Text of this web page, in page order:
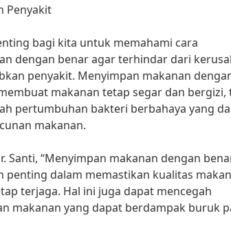
Penyakit
bagi kita untuk memahami cara
dengan benar agar terhindar dari
penyakit. Menyimpan makanan
makanan tetap segar dan bergizi,
pertumbuhan bakteri berbahaya yang
makanan.
Santi, “Menyimpan makanan dengan
penting dalam memastikan kualitas
terjaga. Hal ini juga dapat mencegah
makanan yang dapat berdampak buruk